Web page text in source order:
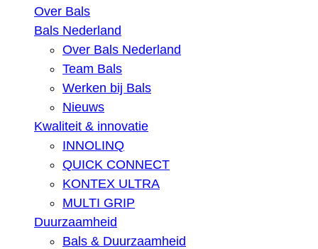
Over Bals
Bals Nederland
Over Bals Nederland
Team Bals
Werken bij Bals
Nieuws
Kwaliteit & innovatie
INNOLINQ
QUICK CONNECT
KONTEX ULTRA
MULTI GRIP
Duurzaamheid
Bals & Duurzaamheid